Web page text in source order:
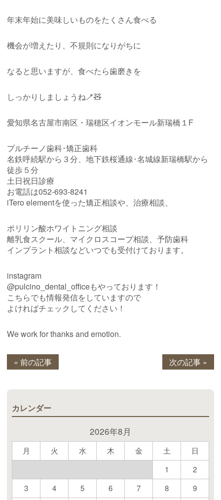
年末年始に美味しいものをたくさん食べる
機会が増えたり、不規則になりがちに
なると思いますが、食べたら歯磨きを
しっかりしましょうね🪥🧸
愛知県名古屋市南区・瑞穂区イオンモール新瑞橋１F
プルチーノ歯科･矯正歯科
名鉄呼続駅から３分、地下鉄桜通線･名城線新瑞橋駅から
徒歩５分
土日祝日診療
お電話は052-693-8241
iTero elementを使った矯正相談や、治療相談、
ポリリン酸ホワイトニング相談
離乳食スクール、マイクロスコープ相談、予防歯科
インプラント相談などいつでも受付けております。
instagram
@pulcino_dental_officeもやっております！
こちらでも情報発信をしていますので
よければチェックしてください！
We work for thanks and emotion.
« 前の記事 次の記事 »
カレンダー
2026年8月
月 火 水 木 金 土
日
1
2
3
4 5 6 7 8 9